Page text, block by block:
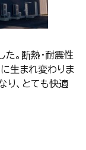
た。断熱・耐震性
生まれ変わりま
り、とても快適